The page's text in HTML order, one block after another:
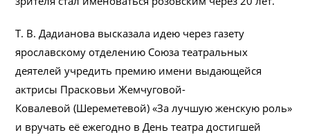
Т. В. Дадианова высказала идею через газету
ярославскому отделению Союза театральных
деятелей учредить премию имени выдающейся
актрисы Прасковьи Жемчуговой-
Ковалевой (Шереметевой) «За лучшую женскую роль»
и вручать её ежегодно в День театра достигшей